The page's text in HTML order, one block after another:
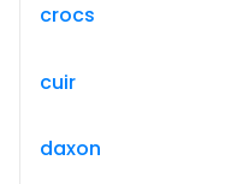
crocs
cuir
daxon